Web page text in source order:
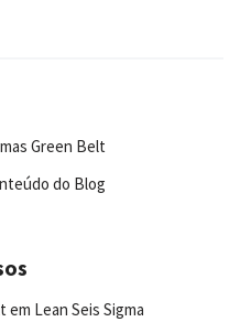
Green Belt
do Blog
Lean Seis Sigma